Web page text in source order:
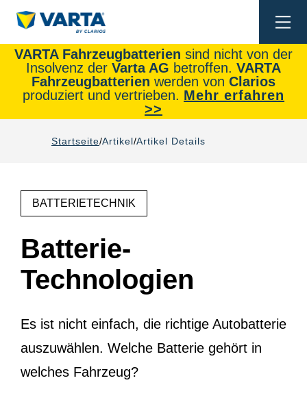
VARTA Fahrzeugbatterien sind nicht von der
Insolvenz der Varta AG betroffen. VARTA
Fahrzeugbatterien werden von Clarios
produziert und vertrieben. Mehr erfahren
>>
Startseite Artikel Artikel Details
BATTERIETECHNIK
Batterie-
Technologien
Es ist nicht einfach, die richtige Autobatterie
auszuwählen. Welche Batterie gehört in
welches Fahrzeug?